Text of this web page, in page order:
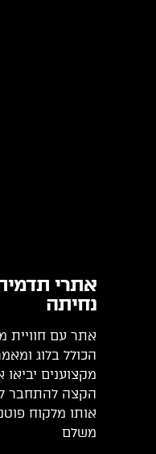
אתרי
נחיתה
אתר עם חוויית
הכולל בלוג
מקצוענים
הקצה להתחבר
אותו מלקוח
משלם